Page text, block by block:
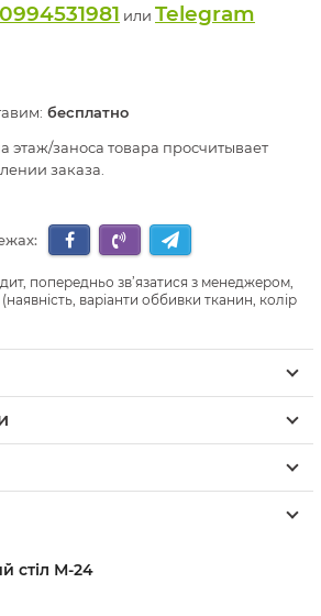
или Telegram
бесплатно
этаж/заноса товара просчитывает
заказа.
попередньо зв’язатися з менеджером,
варіанти оббивки тканин, колір
стіл М-24